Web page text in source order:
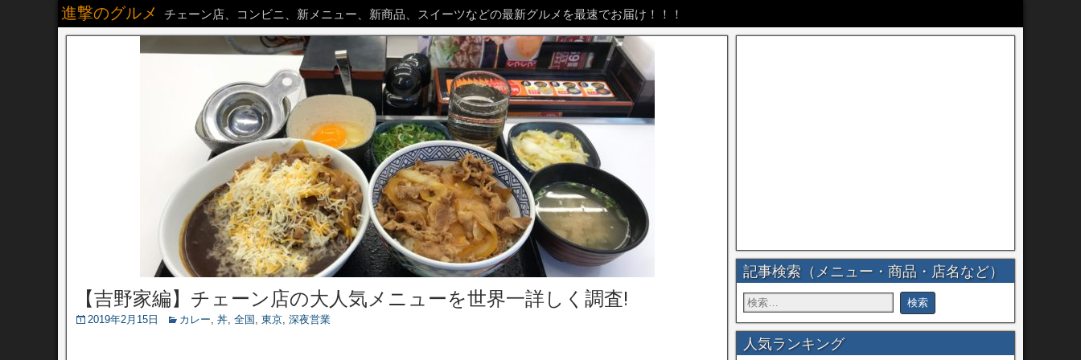
進撃のグルメ チェーン店、コンビニ、新メニュー、新商品、スイーツなどの最新グルメを最速でお届け！！！
【吉野家編】チェーン店の大人気メニューを世界一詳しく調査!
2019年2月15日 カレー, 丼, 全国 , 東京, 深夜営業
記事検索（メニュー・商品・店名など）
人気ランキング